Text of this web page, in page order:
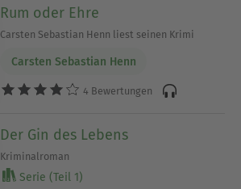
Rum oder Ehre
Carsten Sebastian Henn liest seinen Krimi
Carsten Sebastian Henn
4 Bewertungen
Der Gin des Lebens
Kriminalroman
Serie (Teil 1)